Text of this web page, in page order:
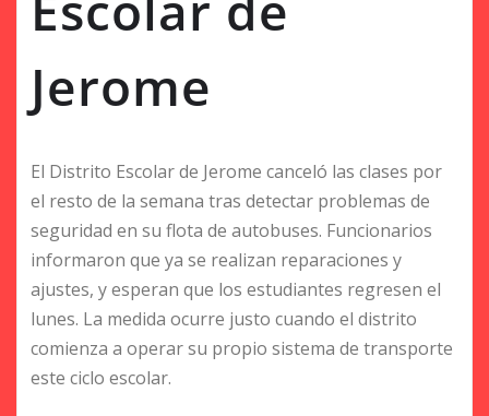
Jerome
El Distrito Escolar de Jerome canceló las clases por
el resto de la semana tras detectar problemas de
seguridad en su flota de autobuses. Funcionarios
informaron que ya se realizan reparaciones y
ajustes, y esperan que los estudiantes regresen el
lunes. La medida ocurre justo cuando el distrito
comienza a operar su propio sistema de transporte
este ciclo escolar.